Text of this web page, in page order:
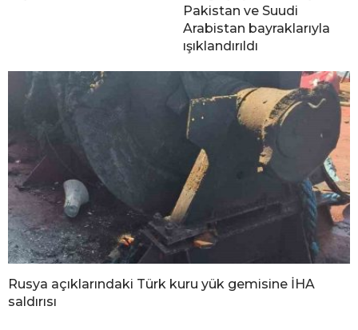
Pakistan ve Suudi
Arabistan bayraklarıyla
ışıklandırıldı
Rusya açıklarındaki Türk kuru yük gemisine İHA
saldırısı